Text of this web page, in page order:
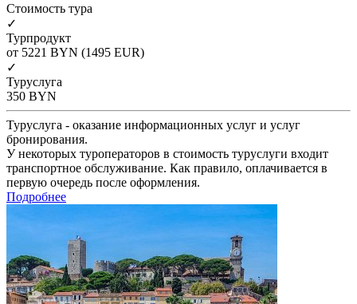
Cтоимость тура
✓
Турпродукт
от 5221 BYN (1495 EUR)
✓
Туруслуга
350 BYN
Туруслуга - оказание информационных услуг и услуг
бронирования.
У некоторых туроператоров в стоимость туруслуги входит
транспортное обслуживание. Как правило, оплачивается в
первую очередь после оформления.
Подробнее